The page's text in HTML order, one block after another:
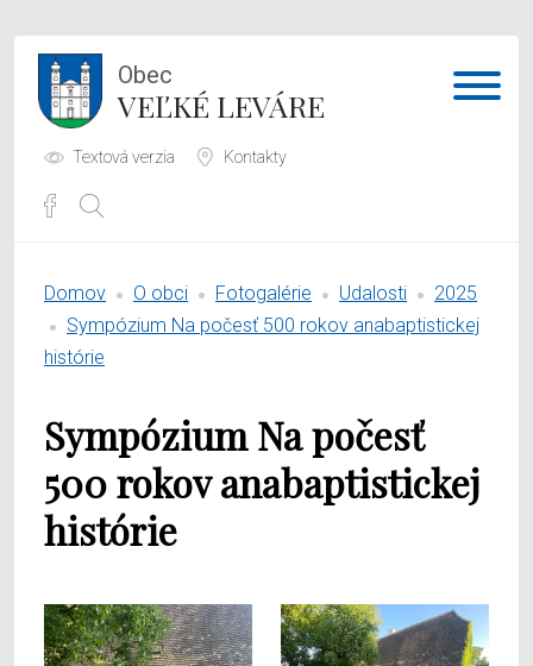
Obec
VEĽKÉ LEVÁRE
Textová verzia Kontakty
Samospráva
O obci
Domov O obci Fotogalérie Udalosti
2025
Sympózium Na počesť 500 rokov anabaptistickej
histórie
Sympózium Na počesť
500 rokov anabaptistickej
histórie